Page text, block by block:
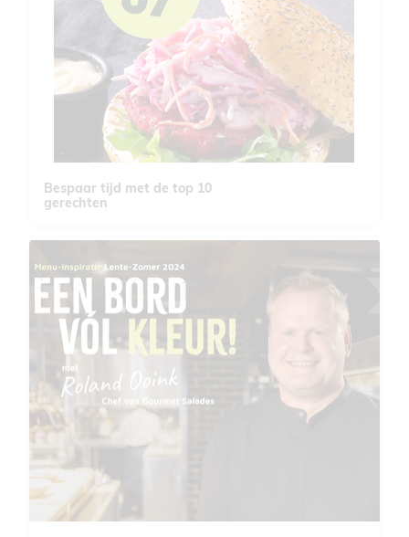
Bespaar tijd met de top 10
gerechten